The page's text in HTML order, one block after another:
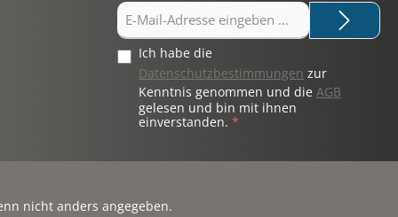
Ihren Kunden, dass eine
regelmäßige Kontrolle durch
eine Körperfettmessung
aufzeigen kann, ob sie Fett- oder
Muskelmasse abnehmen.
E-
Mail-
Adresse
*
Ich habe die
Datenschutzbestimmungen zur
Kenntnis genommen und die AGB
gelesen und bin mit ihnen
einverstanden. *
nicht anders angegeben.